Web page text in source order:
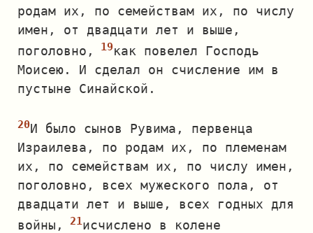
родам их, по семействам их, по числу
имен, от двадцати лет и выше,
поголовно,
как повелел Господь
Моисею. И сделал он счисление им в
пустыне Синайской.
И было сынов Рувима, первенца
Израилева, по родам их, по племенам
их, по семействам их, по числу имен,
поголовно, всех мужеского пола, от
двадцати лет и выше, всех годных для
войны,
исчислено в колене